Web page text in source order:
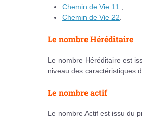
Chemin de Vie 11 ;
Chemin de Vie 22
Le nombre Héréditaire
Le nombre Héréditaire est
niveau des caractéristiques
Le nombre actif
Le nombre Actif est issu du